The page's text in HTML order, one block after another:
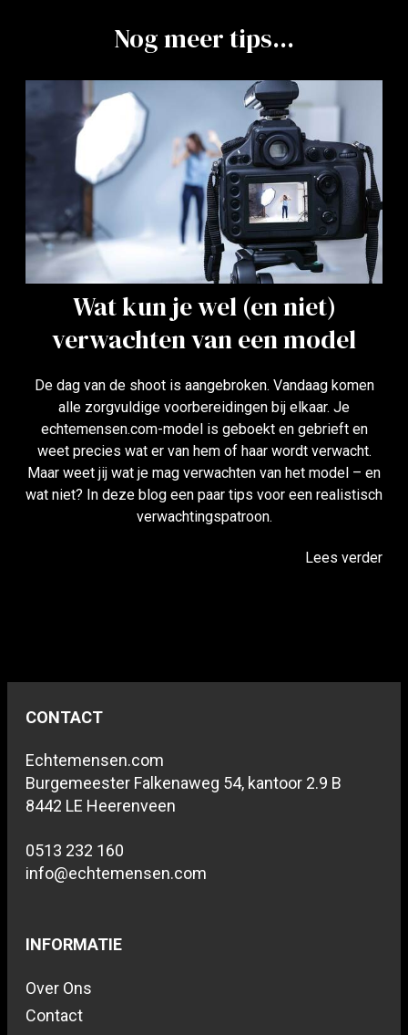
Nog meer tips...
Wat kun je wel (en niet)
verwachten van een model
De dag van de shoot is aangebroken. Vandaag komen
alle zorgvuldige voorbereidingen bij elkaar. Je
echtemensen.com-model is geboekt en gebrieft en
weet precies wat er van hem of haar wordt verwacht.
Maar weet jij wat je mag verwachten van het model – en
wat niet? In deze blog een paar tips voor een realistisch
verwachtingspatroon.
Lees verder
CONTACT
Echtemensen.com
Burgemeester Falkenaweg 54, kantoor 2.9 B
8442 LE Heerenveen
0513 232 160
info@echtemensen.com
INFORMATIE
Over Ons
Contact